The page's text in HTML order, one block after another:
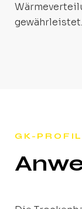
gewährleistet.
GK-